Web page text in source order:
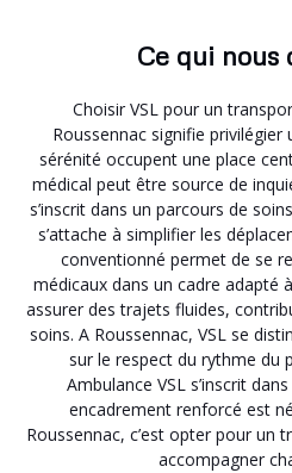
Ce qui nous
Choisir VSL pour un
Roussennac signifie privilégier
sérénité occupent une place
médical peut être source de
s’inscrit dans un parcours de
s’attache à simplifier les
conventionné permet de se
médicaux dans un cadre adapté
assurer des trajets fluides,
soins. A Roussennac, VSL se
sur le respect du rythme du
Ambulance VSL s’inscrit
encadrement renforcé est
Roussennac, c’est opter pour un
accompagner